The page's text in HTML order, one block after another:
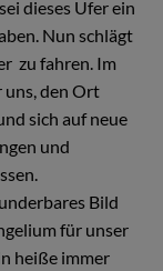
dieses Ufer ein
Nun schlägt
zu fahren. Im
uns, den Ort
sich auf neue
und
Bild
für unser
heiße immer